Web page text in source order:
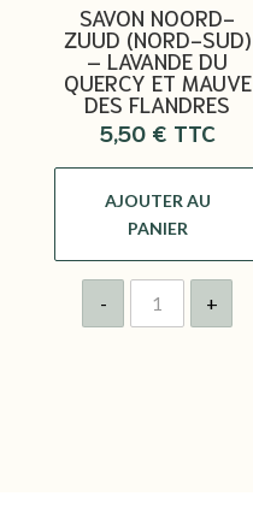
SAVON NOORD-
ZUUD (NORD-SUD)
– LAVANDE DU
QUERCY ET MAUVE
DES FLANDRES
5,50 €
AJOUTER AU
PANIER
-
quantité
Savon
+